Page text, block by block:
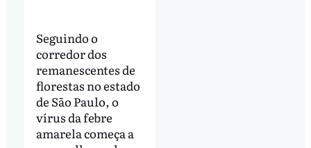
Seguindo o
corredor dos
remanescentes de
florestas no estado
de São Paulo, o
vírus da febre
amarela começa a